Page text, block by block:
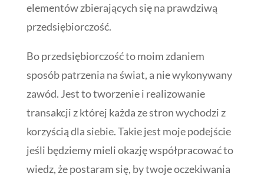
elementów zbierających się na prawdziwą
przedsiębiorczość.
Bo przedsiębiorczość to moim zdaniem
sposób patrzenia na świat, a nie wykonywany
zawód. Jest to tworzenie i realizowanie
transakcji z której każda ze stron wychodzi z
korzyścią dla siebie. Takie jest moje podejście
jeśli będziemy mieli okazję współpracować to
wiedz, że postaram się, by twoje oczekiwania